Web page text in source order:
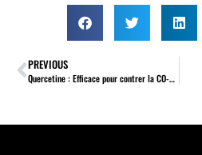
PREVIOUS
Quercetine : Efficace pour contrer la CO-VID19?